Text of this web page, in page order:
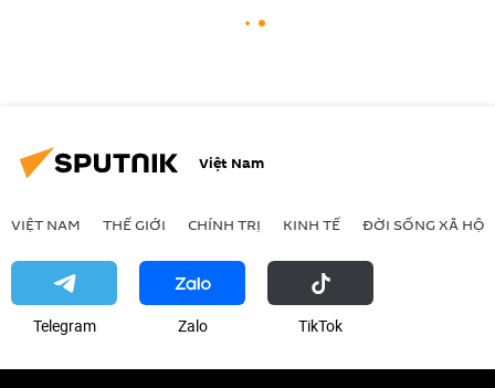
Việt Nam
VIỆT NAM THẾ GIỚI CHÍNH TRỊ KINH TẾ ĐỜI SỐNG XÃ HỘI
Telegram Zalo ТikТоk